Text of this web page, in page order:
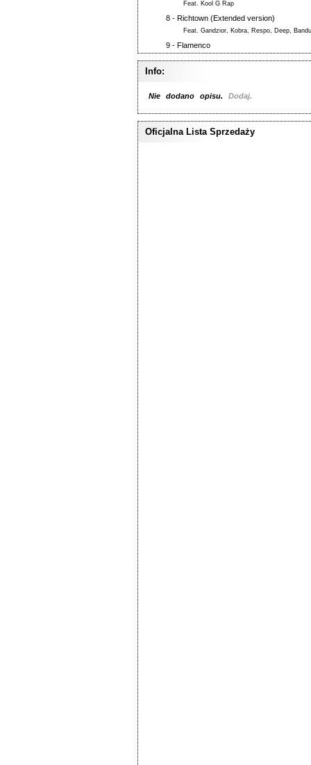
Feat. Kool G Rap
8 - Richtown (Extended version)
Feat. Gandzior, Kobra, Respo, Deep,
9 - Flamenco
Info:
Nie dodano opisu. Dodaj.
Oficjalna Lista Sprzedaży